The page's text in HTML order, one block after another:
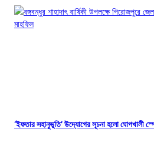
‘ইফতার সহানুভূতি’ উদ্যোগের সূচনা হলো ঘোপখালী